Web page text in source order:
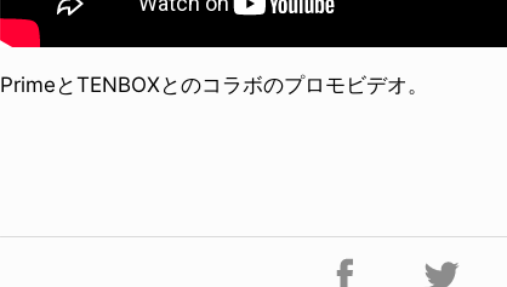
PrimeとTENBOXとのコラボのプロモビデオ。